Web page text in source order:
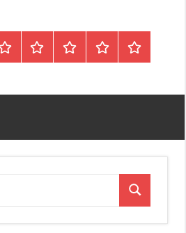
AnasayfaHakkımızdaHizmetlerimiz
Makalelerİletişim
Ara